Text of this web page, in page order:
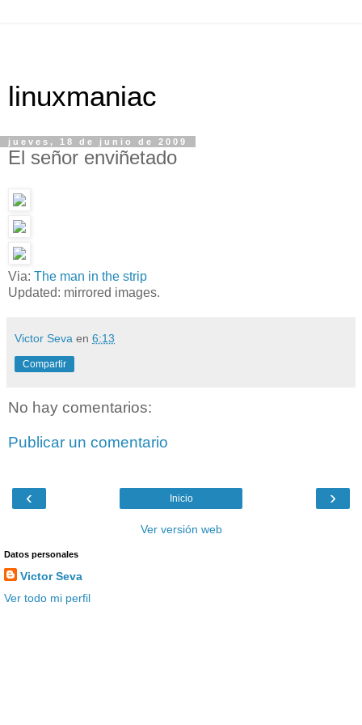
linuxmaniac
jueves, 18 de junio de 2009
El señor enviñetado
Via: The man in the strip
Updated: mirrored images.
Victor Seva en 6:13
Compartir
No hay comentarios:
Publicar un comentario
‹ ›
Inicio
Ver versión web
Datos personales
Victor Seva
Ver todo mi perfil